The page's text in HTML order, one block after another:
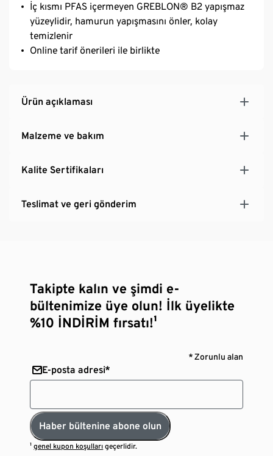
İç kısmı PFAS içermeyen GREBLON® B2 yapışmaz
yüzeylidir, hamurun yapışmasını önler, kolay
temizlenir
Online tarif önerileri ile birlikte
Ürün açıklaması
Malzeme ve bakım
Kalite Sertifikaları
Teslimat ve geri gönderim
Takipte kalın ve şimdi e-
bültenimize üye olun! İlk üyelikte
%10 İNDİRİM fırsatı!¹
* Zorunlu alan
E-posta adresi*
Haber bültenine abone olun
¹genel kupon koşulları geçerlidir.